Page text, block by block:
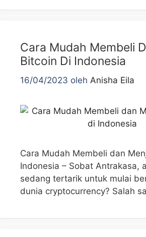
Cara Mudah Membeli
Bitcoin Di Indonesia
16/04/2023 oleh Anisha Eila
Cara Mudah Membeli dan
Indonesia – Sobat Antrakasa,
sedang tertarik untuk mulai
dunia cryptocurrency? Salah